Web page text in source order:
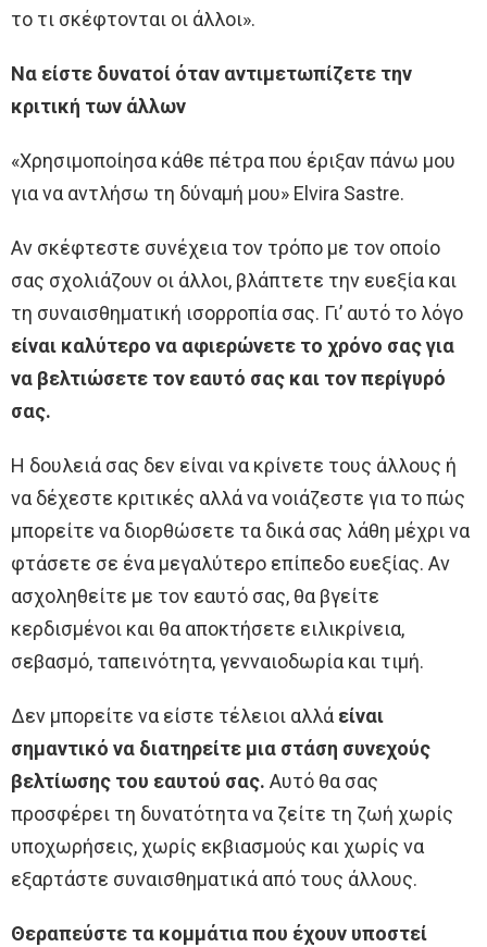
το τι σκέφτονται οι άλλοι».
Να είστε δυνατοί όταν αντιμετωπίζετε την
κριτική των άλλων
«Χρησιμοποίησα κάθε πέτρα που έριξαν πάνω μου
για να αντλήσω τη δύναμή μου» Elvira Sastre.
Αν σκέφτεστε συνέχεια τον τρόπο με τον οποίο
σας σχολιάζουν οι άλλοι, βλάπτετε την ευεξία και
τη συναισθηματική ισορροπία σας. Γι’ αυτό το λόγο
είναι καλύτερο να αφιερώνετε το χρόνο σας για
να βελτιώσετε τον εαυτό σας και τον περίγυρό
σας.
Η δουλειά σας δεν είναι να κρίνετε τους άλλους ή
να δέχεστε κριτικές αλλά να νοιάζεστε για το πώς
μπορείτε να διορθώσετε τα δικά σας λάθη μέχρι να
φτάσετε σε ένα μεγαλύτερο επίπεδο ευεξίας. Αν
ασχοληθείτε με τον εαυτό σας, θα βγείτε
κερδισμένοι και θα αποκτήσετε ειλικρίνεια,
σεβασμό, ταπεινότητα, γενναιοδωρία και τιμή.
Δεν μπορείτε να είστε τέλειοι αλλάείναι
σημαντικό να διατηρείτε μια στάση συνεχούς
βελτίωσης του εαυτού σας. Αυτό θα σας
προσφέρει τη δυνατότητα να ζείτε τη ζωή χωρίς
υποχωρήσεις, χωρίς εκβιασμούς και χωρίς να
εξαρτάστε συναισθηματικά από τους άλλους.
Θεραπεύστε τα κομμάτια που έχουν υποστεί